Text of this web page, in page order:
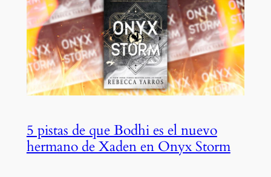
5 pistas de que Bodhi es el nuevo
hermano de Xaden en Onyx Storm